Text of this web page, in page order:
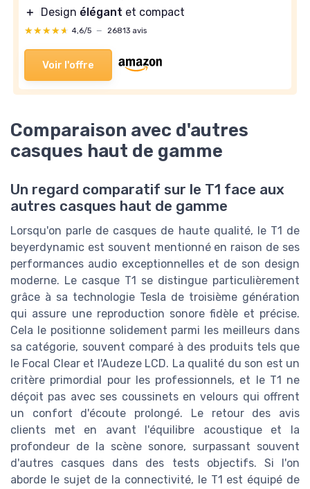
＋
Design élégant et compact
★★★★★
★★★★★ 4,6/5 — 26813 avis
Voir l'offre
Comparaison avec d'autres
casques haut de gamme
Un regard comparatif sur le T1 face aux
autres casques haut de gamme
Lorsqu'on parle de casques de haute qualité, le T1 de
beyerdynamic est souvent mentionné en raison de ses
performances audio exceptionnelles et de son design
moderne. Le casque T1 se distingue particulièrement
grâce à sa technologie Tesla de troisième génération
qui assure une reproduction sonore fidèle et précise.
Cela le positionne solidement parmi les meilleurs dans
sa catégorie, souvent comparé à des produits tels que
le Focal Clear et l'Audeze LCD. La qualité du son est un
critère primordial pour les professionnels, et le T1 ne
déçoit pas avec ses coussinets en velours qui offrent
un confort d'écoute prolongé. Le retour des avis
clients met en avant l'équilibre acoustique et la
profondeur de la scène sonore, surpassant souvent
d'autres casques dans des tests objectifs. Si l'on
aborde le sujet de la connectivité, le T1 est équipé de